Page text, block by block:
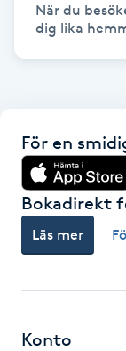
Hot Stone
Hot yoga
Hudvård
Hyaluronsyra
När du
dig lika
För en
Bokadirekt
Läs mer
Konto